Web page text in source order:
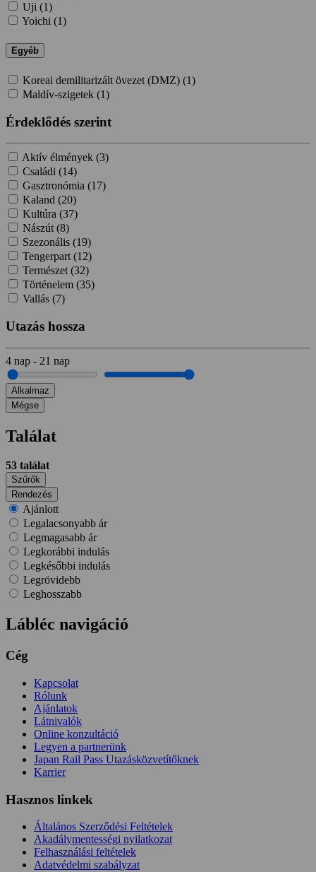
Uji (1)
Yoichi (1)
Egyéb
Koreai demilitarizált övezet (DMZ) (1)
Maldív-szigetek (1)
Érdeklődés szerint
Aktív élmények (3)
Családi (14)
Gasztronómia (17)
Kaland (20)
Kultúra (37)
Nászút (8)
Szezonális (19)
Tengerpart (12)
Természet (32)
Történelem (35)
Vallás (7)
Utazás hossza
4 nap - 21 nap
Alkalmaz
Mégse
Találat
53 találat
Szűrők
Rendezés
Ajánlott
Legalacsonyabb ár
Legmagasabb ár
Legkorábbi indulás
Legkésőbbi indulás
Legrövidebb
Leghosszabb
Lábléc navigáció
Cég
Kapcsolat
Rólunk
Ajánlatok
Látnivalók
Online konzultáció
Legyen a partnerünk
Japan Rail Pass Utazásközvetítőknek
Karrier
Hasznos linkek
Általános Szerződési Feltételek
Akadálymentességi nyilatkozat
Felhasználási feltételek
Adatvédelmi szabályzat